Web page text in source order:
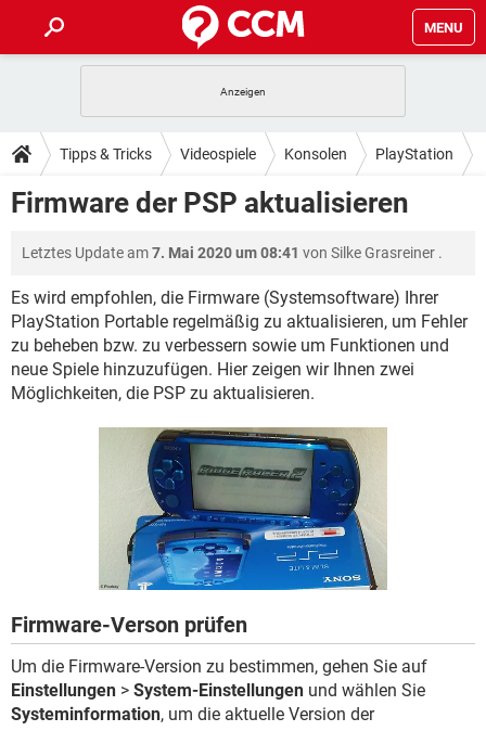
MENU
ANDROID IOS
WINDOWS 10 INSTAGRAM
TIPPS & TRICKS
SPIELE STREAMING
ANDROID IOS
WINDOWS 10 INSTAGRAM
WHATSAPP TIKTOK
FACEBOOK HARDWARE
DOWNLOADS
WINDOWS 10 INSTAGRAM
WHATSAPP TIKTOK
FACEBOOK HARDWARE
FORUM
SPIELE STREAMING
ANDROID IOS
WINDOWS 10 INSTAGRAM
WHATSAPP TIKTOK
HARDWARE
LEXIKON
SPIELE STREAMING
ANDROID IOS
TIKTOK
HARDWARE
Tipps & Tricks Videospiele Konsolen PlayStation
Firmware der PSP aktualisieren
Letztes Update am7. Mai 2020 um 08:41 von Silke Grasreiner .
Es wird empfohlen, die Firmware (Systemsoftware) Ihrer
PlayStation Portable regelmäßig zu aktualisieren, um Fehler
zu beheben bzw. zu verbessern sowie um Funktionen und
neue Spiele hinzuzufügen. Hier zeigen wir Ihnen zwei
Möglichkeiten, die PSP zu aktualisieren.
Firmware-Verson prüfen
Um die Firmware-Version zu bestimmen, gehen Sie auf
Einstellungen > System-Einstellungen und wählen Sie
Systeminformation, um die aktuelle Version der